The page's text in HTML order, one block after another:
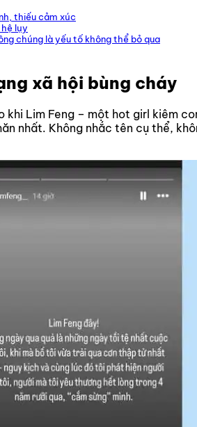
thiếu cảm xúc
lụy
chúng là yếu tố không thể bỏ qua
xã hội bùng cháy
khi Lim Feng – một hot girl kiêm
nhất. Không nhắc tên cụ thể,